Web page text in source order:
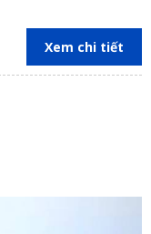
Xem chi tiết